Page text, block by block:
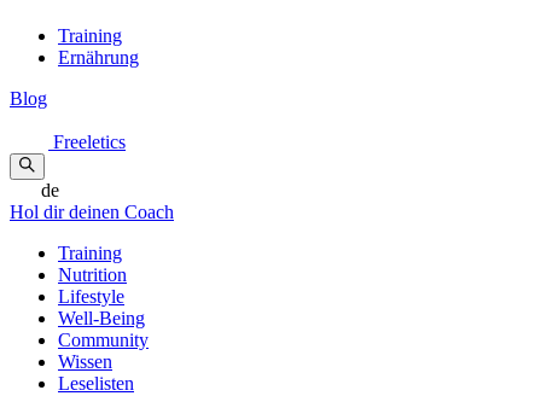
Training
Ernährung
Blog
Freeletics
de
Hol dir deinen Coach
Training
Nutrition
Lifestyle
Well-Being
Community
Wissen
Leselisten